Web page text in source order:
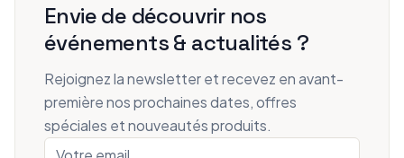
Envie de découvrir nos
événements & actualités ?
Rejoignez la newsletter et recevez en avant-
première nos prochaines dates, offres
spéciales et nouveautés produits.